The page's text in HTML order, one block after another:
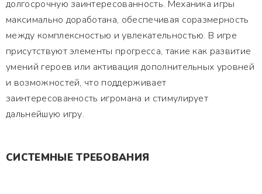
долгосрочную заинтересованность. Механика игры
максимально доработана, обеспечивая соразмерность
между комплексностью и увлекательностью. В игре
присутствуют элементы прогресса, такие как развитие
умений героев или активация дополнительных уровней
и возможностей, что поддерживает
заинтересованность игромана и стимулирует
дальнейшую игру.
СИСТЕМНЫЕ ТРЕБОВАНИЯ